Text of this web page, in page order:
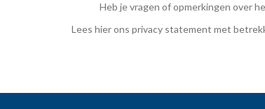
Heb je vragen of opmerkingen over
Lees hier ons privacy statement met